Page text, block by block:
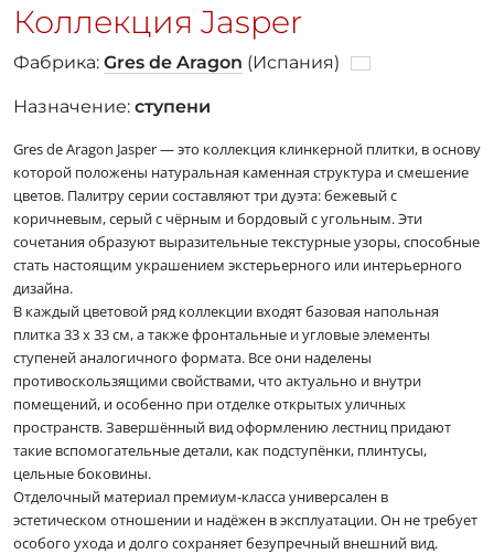
Коллекция Jasper
Фабрика: Gres de Aragon (Испания)
Назначение: ступени
Gres de Aragon Jasper — это коллекция клинкерной плитки, в основу
которой положены натуральная каменная структура и смешение
цветов. Палитру серии составляют три дуэта: бежевый с
коричневым, серый с чёрным и бордовый с угольным. Эти
сочетания образуют выразительные текстурные узоры, способные
стать настоящим украшением экстерьерного или интерьерного
дизайна.
В каждый цветовой ряд коллекции входят базовая напольная
плитка 33 x 33 см, а также фронтальные и угловые элементы
ступеней аналогичного формата. Все они наделены
противоскользящими свойствами, что актуально и внутри
помещений, и особенно при отделке открытых уличных
пространств. Завершённый вид оформлению лестниц придают
такие вспомогательные детали, как подступёнки, плинтусы,
цельные боковины.
Отделочный материал премиум-класса универсален в
эстетическом отношении и надёжен в эксплуатации. Он не требует
особого ухода и долго сохраняет безупречный внешний вид.